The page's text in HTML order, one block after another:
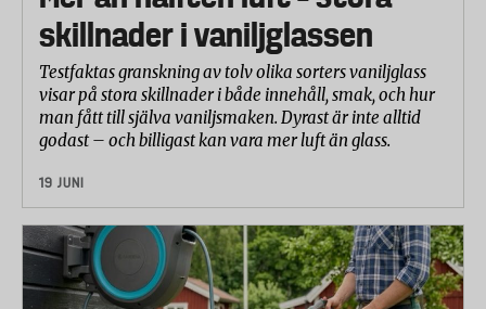
*Muggen utgår från sortimentet men finns i storlek
0,4 som enligt kundtjänst är av samma konstruktion
som den testade.
Testparametrar
Isoleringsförmåga
Laboratoriet testade hur länge muggarna kan hålla
sitt innehåll varmt – både vid en
omgivningstemperatur av 20°C och av -10°C.
skillnader i vaniljglassen
Testfaktas granskning av tolv olika sorters vaniljglass
visar på stora skillnader i både innehåll, smak, och hur
man fått till själva vaniljsmaken. Dyrast är inte alltid
godast – och billigast kan vara mer luft än glass.
19 JUNI